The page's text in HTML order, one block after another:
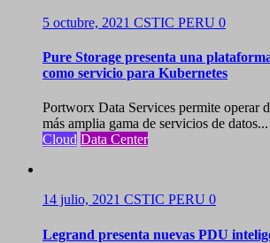
5 octubre, 2021 CSTIC PERU 0
Pure Storage presenta una
como servicio para Kubernetes
Portworx Data Services permite operar
más amplia gama de servicios de datos...
Cloud Data Center
14 julio, 2021 CSTIC PERU 0
Legrand presenta nuevas PDU